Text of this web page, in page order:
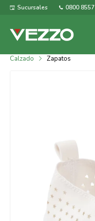
Sucursales 0800 8557
Calzado Zapatos